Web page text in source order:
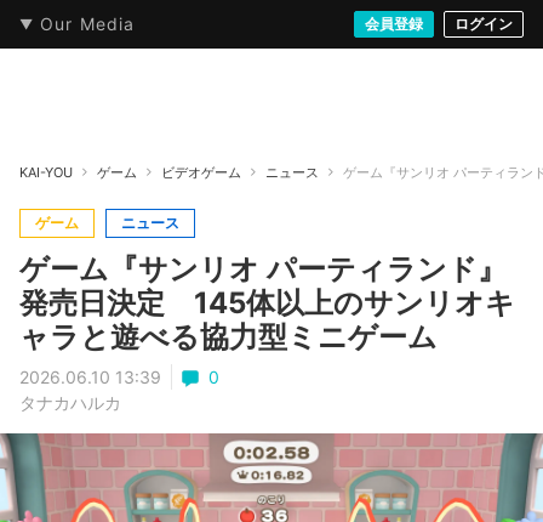
Our Media 会員登録 ログイン
本・文芸 情報化社会 音楽・映像 ゲームストリート
KAI-YOU ゲーム ビデオゲーム ニュース ゲーム『サンリオ パーティラ
ゲーム ニュース
ゲーム『サンリオ パーティランド』
発売日決定 145体以上のサンリオキ
ャラと遊べる協力型ミニゲーム
2026.06.10 13:39
0
タナカハルカ